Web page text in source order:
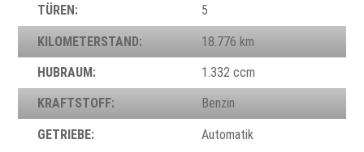
TÜREN: 5
KILOMETERSTAND: 18.776 km
HUBRAUM: 1.332 ccm
KRAFTSTOFF: Benzin
GETRIEBE: Automatik